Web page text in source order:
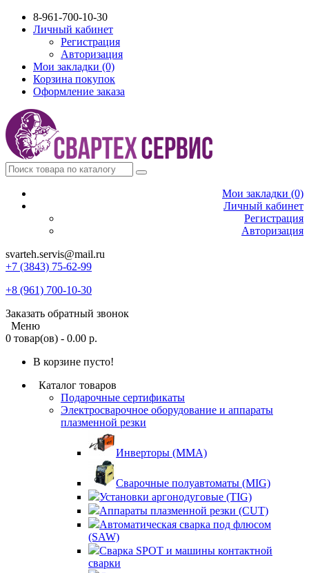
8-961-700-10-30
Личный кабинет
Регистрация
Авторизация
Мои закладки (0)
Корзина покупок
Оформление заказа
Мои закладки (0)
Личный кабинет
Регистрация
Авторизация
svarteh.servis@mail.ru
+7 (3843) 75-62-99
+8 (961) 700-10-30
Заказать обратный звонок
Меню
0 товар(ов) - 0.00 р.
В корзине пусто!
Каталог товаров
Подарочные сертификаты
Электросварочное оборудование и аппараты
плазменной резки
Инверторы (MMA)
Сварочные полуавтоматы (MIG)
Установки аргонодуговые (TIG)
Аппараты плазменной резки (CUT)
Автоматическая сварка под флюсом
(SAW)
Сварка SPOT и машины контактной
сварки